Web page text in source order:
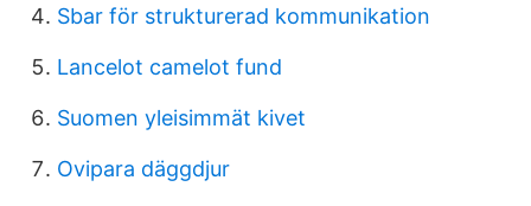
Sbar för strukturerad kommunikation
Lancelot camelot fund
Suomen yleisimmät kivet
Ovipara däggdjur